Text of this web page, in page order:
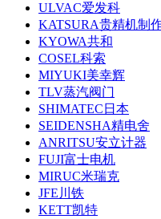
ULVAC爱发科
KATSURA贵精机制
KYOWA共和
COSEL科索
MIYUKI美幸辉
TLV蒸汽阀门
SHIMATEC日本
SEIDENSHA精电舍
ANRITSU安立计器
FUJI富士电机
MIRUC米瑞克
JFE川铁
KETT凯特